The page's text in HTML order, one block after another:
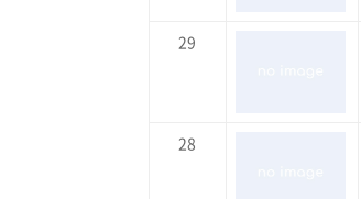
29
28